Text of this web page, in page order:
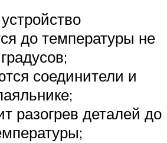
до температуры не
соединители и
разогрев деталей до